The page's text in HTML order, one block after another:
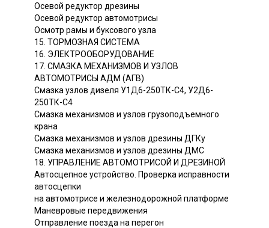
Осевой редуктор дрезины
Осевой редуктор автомотрисы
Осмотр рамы и буксового узла
15. ТОРМОЗНАЯ СИСТЕМА
16. ЭЛЕКТРООБОРУДОВАНИЕ
17. СМАЗКА МЕХАНИЗМОВ И УЗЛОВ
АВТОМОТРИСЫ АДМ (АГВ)
Смазка узлов дизеля У1Д6-250ТК-С4, У2Д6-
250ТК-С4
Смазка механизмов и узлов грузоподъемного
крана
Смазка механизмов и узлов дрезины ДГКу
Смазка механизмов и узлов дрезины ДМС
18. УПРАВЛЕНИЕ АВТОМОТРИСОЙ И ДРЕЗИНОЙ
Автосцепное устройство. Проверка исправности
автосцепки
на автомотрисе и железнодорожной платформе
Маневровые передвижения
Отправление поезда на перегон